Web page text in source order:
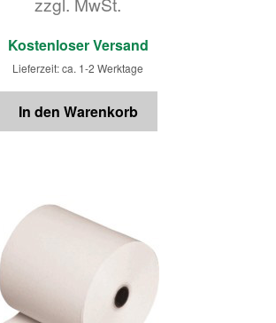
€
Kostenloser Versand
Lieferzeit: ca. 1-2 Werktage
In den Warenkorb